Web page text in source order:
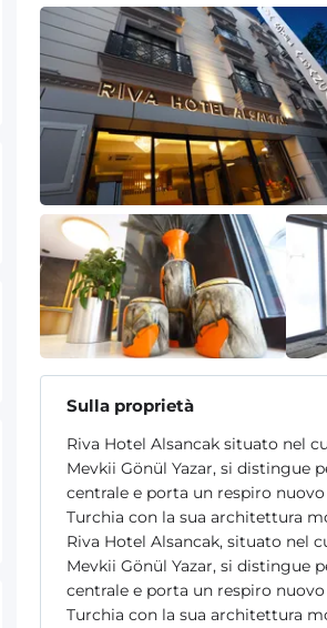
Sulla proprietà
Riva Hotel Alsancak situato nel
Mevkii Gönül Yazar, si distingue
centrale e porta un respiro
Turchia con la sua architettura
Riva Hotel Alsancak, situato nel
Mevkii Gönül Yazar, si distingue
centrale e porta un respiro
Turchia con la sua architettura